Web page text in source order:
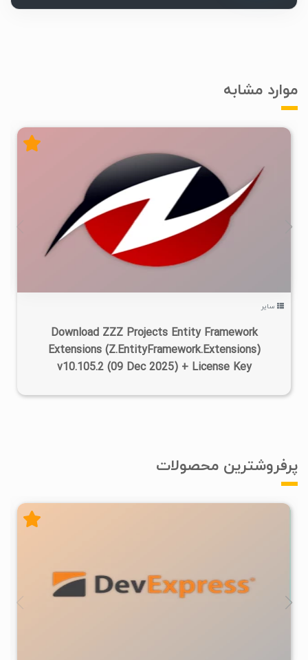
موارد مشابه
۱۴۰۴/۱۰/۰۲
سایر
Download ZZZ Projects Entity Framework
Extensions (Z.EntityFramework.Extensions)
v10.105.2 (09 Dec 2025) + License Key
پرفروشترین محصولات
۴۷۰K ۷۳۴K ۲